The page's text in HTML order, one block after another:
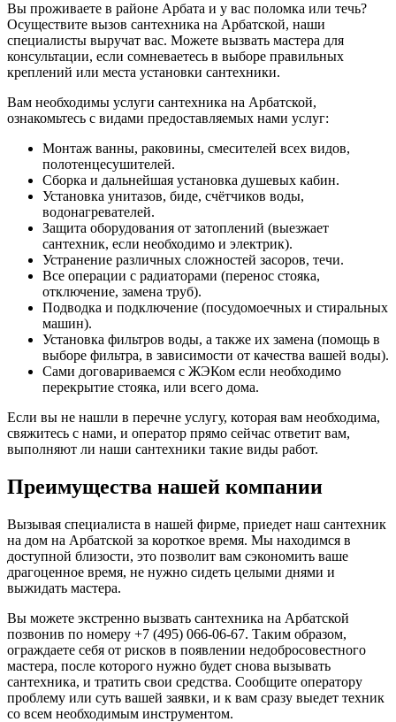
Вы проживаете в районе Арбата и у вас поломка или течь?
Осуществите вызов сантехника на Арбатской, наши
специалисты выручат вас. Можете вызвать мастера для
консультации, если сомневаетесь в выборе правильных
креплений или места установки сантехники.
Вам необходимы услуги сантехника на Арбатской,
ознакомьтесь с видами предоставляемых нами услуг:
Монтаж ванны, раковины, смесителей всех видов,
полотенцесушителей.
Сборка и дальнейшая установка душевых кабин.
Установка унитазов, биде, счётчиков воды,
водонагревателей.
Защита оборудования от затоплений (выезжает
сантехник, если необходимо и электрик).
Устранение различных сложностей засоров, течи.
Все операции с радиаторами (перенос стояка,
отключение, замена труб).
Подводка и подключение (посудомоечных и стиральных
машин).
Установка фильтров воды, а также их замена (помощь в
выборе фильтра, в зависимости от качества вашей воды).
Сами договариваемся с ЖЭКом если необходимо
перекрытие стояка, или всего дома.
Если вы не нашли в перечне услугу, которая вам необходима,
свяжитесь с нами, и оператор прямо сейчас ответит вам,
выполняют ли наши сантехники такие виды работ.
Преимущества нашей компании
Вызывая специалиста в нашей фирме, приедет наш сантехник
на дом на Арбатской за короткое время. Мы находимся в
доступной близости, это позволит вам сэкономить ваше
драгоценное время, не нужно сидеть целыми днями и
выжидать мастера.
Вы можете экстренно вызвать сантехника на Арбатской
позвонив по номеру +7 (495) 066-06-67. Таким образом,
ограждаете себя от рисков в появлении недобросовестного
мастера, после которого нужно будет снова вызывать
сантехника, и тратить свои средства. Сообщите оператору
проблему или суть вашей заявки, и к вам сразу выедет техник
со всем необходимым инструментом.